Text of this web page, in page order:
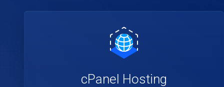
cPanel Hosting